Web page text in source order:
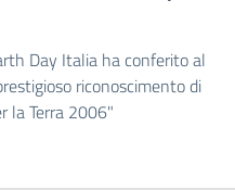
Day Italia ha conferito al
riconoscimento di
la Terra 2006"